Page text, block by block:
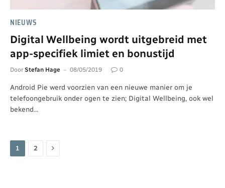
NIEUWS
Digital Wellbeing wordt uitgebreid met
app-specifiek limiet en bonustijd
Door Stefan Hage 08/05/2019 0
Android Pie werd voorzien van een nieuwe manier om je
telefoongebruik onder ogen te zien; Digital Wellbeing, ook wel
bekend…
1 2 Volgende